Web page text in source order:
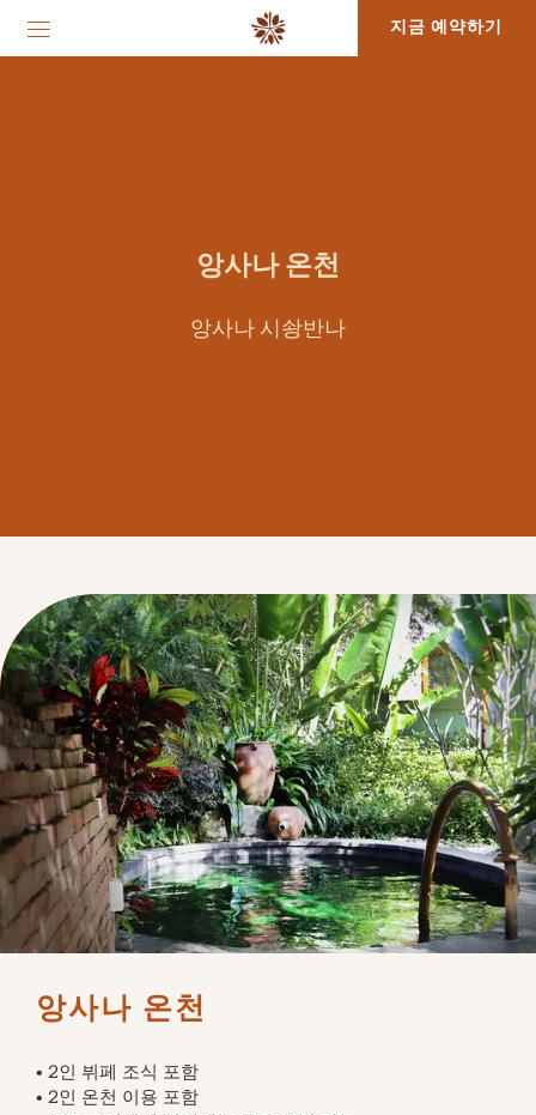
지금 예약하기
앙사나 온천
앙사나 시솽반나
앙사나 온천
• 2인 뷔페 조식 포함
• 2인 온천 이용 포함